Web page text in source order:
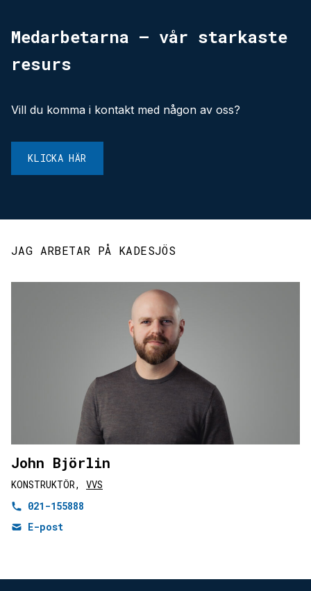
Medarbetarna – vår starkaste
resurs
Vill du komma i kontakt med någon av oss?
KLICKA HÄR
JAG ARBETAR PÅ KADESJÖS
John Björlin
KONSTRUKTÖR, VVS
021-155888
E-post